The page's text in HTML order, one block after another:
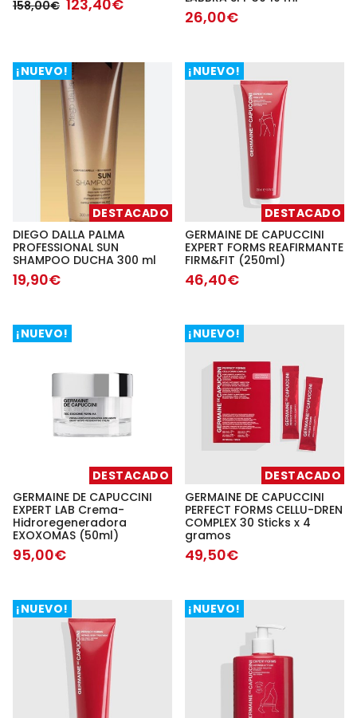
158,00€ 123,40€
26,00€
DESTACADO
¡NUEVO!
DIEGO DALLA PALMA
PROFESSIONAL SUN
SHAMPOO DUCHA 300 ml
19,90€
DESTACADO
¡NUEVO!
GERMAINE DE CAPUCCINI
EXPERT FORMS REAFIRMANTE
FIRM&FIT (250ml)
46,40€
DESTACADO
¡NUEVO!
GERMAINE DE CAPUCCINI
EXPERT LAB Crema-
Hidroregeneradora
EXOXOMAS (50ml)
95,00€
DESTACADO
¡NUEVO!
GERMAINE DE CAPUCCINI
PERFECT FORMS CELLU-DREN
COMPLEX 30 Sticks x 4
gramos
49,50€
¡NUEVO! ¡NUEVO!